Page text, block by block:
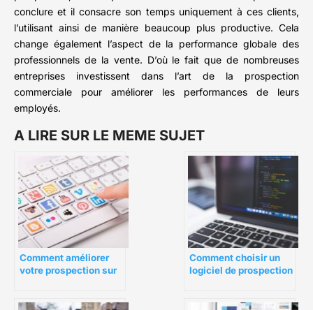
conclure et il consacre son temps uniquement à ces clients,
l’utilisant ainsi de manière beaucoup plus productive. Cela
change également l’aspect de la performance globale des
professionnels de la vente. D’où le fait que de nombreuses
entreprises investissent dans l’art de la prospection
commerciale pour améliorer les performances de leurs
employés.
A LIRE SUR LE MEME SUJET
Comment améliorer
votre prospection sur
Comment choisir un
logiciel de prospection